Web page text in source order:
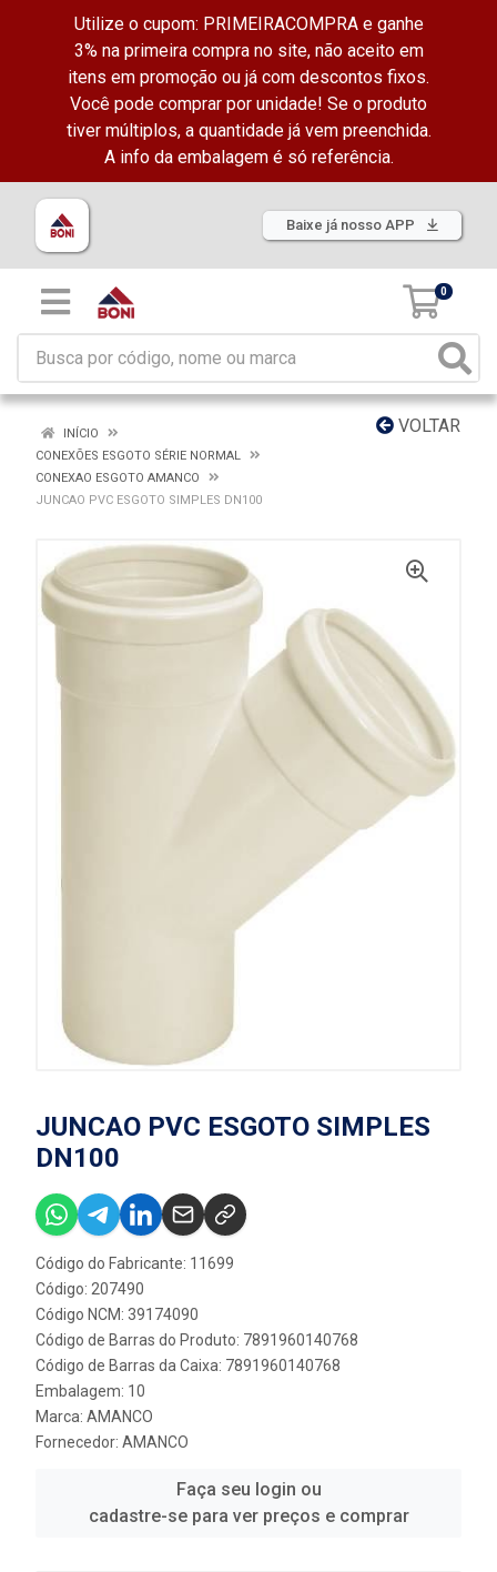
Utilize o cupom: PRIMEIRACOMPRA e ganhe
3% na primeira compra no site, não aceito em
itens em promoção ou já com descontos fixos.
Você pode comprar por unidade! Se o produto
tiver múltiplos, a quantidade já vem preenchida.
A info da embalagem é só referência.
Baixe já nosso APP
0
VOLTAR
INÍCIO
CONEXÕES ESGOTO SÉRIE NORMAL
CONEXAO ESGOTO AMANCO
JUNCAO PVC ESGOTO SIMPLES DN100
JUNCAO PVC ESGOTO SIMPLES
DN100
Código do Fabricante: 11699
Código: 207490
Código NCM: 39174090
Código de Barras do Produto: 7891960140768
Código de Barras da Caixa: 7891960140768
Embalagem: 10
Marca: AMANCO
Fornecedor: AMANCO
Faça seu login ou
cadastre-se para ver preços e comprar